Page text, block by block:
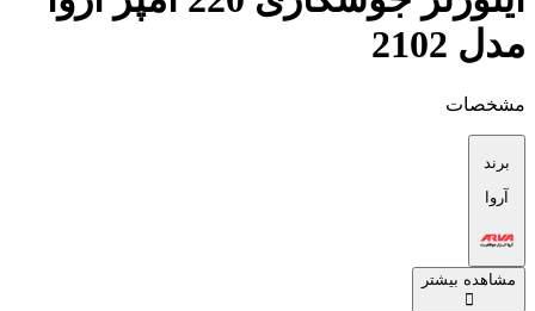
مدل 2102
مشخصات
برند
آروا
مشاهده بیشتر